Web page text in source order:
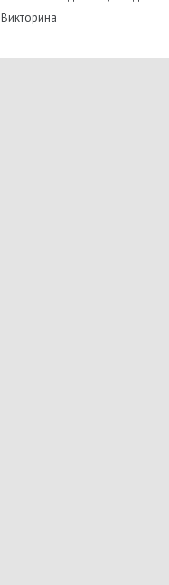
Викторина